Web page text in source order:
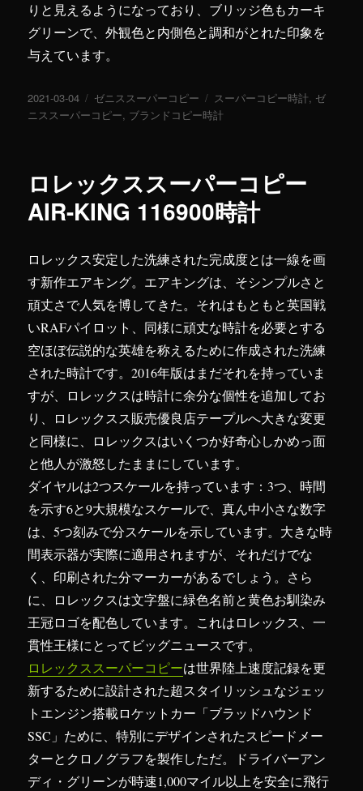
りと見えるようになっており、ブリッジ色もカーキ
グリーンで、外観色と内側色と調和がとれた印象を
与えています。
投
稿
2021-03-04
カ
テ
ゼニススーパーコピー
タ
グ
スーパーコピー時計, ゼ
ニススーパーコピー, ブランドコピー時計
ロレックススーパーコピー
AIR-KING 116900時計
ロレックス安定した洗練された完成度とは一線を画
す新作エアキング。エアキングは、そシンプルさと
頑丈さで人気を博してきた。それはもともと英国戦
いRAFパイロット、同様に頑丈な時計を必要とする
空ほぼ伝説的な英雄を称えるために作成された洗練
された時計です。2016年版はまだそれを持っていま
すが、ロレックスは時計に余分な個性を追加してお
り、ロレックスス販売優良店テープルへ大きな変更
と同様に、ロレックスはいくつか好奇心しかめっ面
と他人が激怒したままにしています。
ダイヤルは2つスケールを持っています：3つ、時間
を示す6と9大規模なスケールで、真ん中小さな数字
は、5つ刻みで分スケールを示しています。大きな時
間表示器が実際に適用されますが、それだけでな
く、印刷された分マーカーがあるでしょう。さら
に、ロレックスは文字盤に緑色名前と黄色お馴染み
王冠ロゴを配色しています。これはロレックス、一
貫性王様にとってビッグニュースです。
ロレックススーパーコピーは世界陸上速度記録を更
新するために設計された超スタイリッシュなジェッ
トエンジン搭載ロケットカー「ブラッドハウンド
SSC」ために、特別にデザインされたスピードメー
ターとクロノグラフを製作しただ。ドライバーアン
ディ・グリーンが時速1,000マイル以上を安全に飛行